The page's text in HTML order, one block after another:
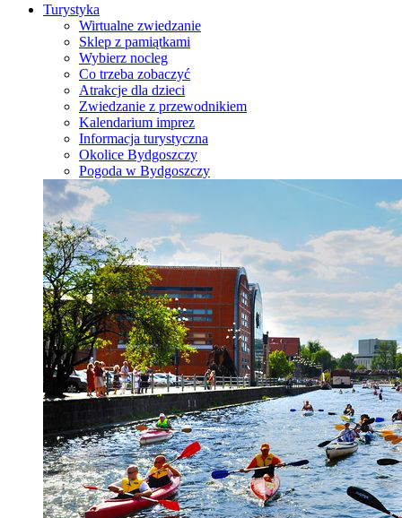
Turystyka
Wirtualne zwiedzanie
Sklep z pamiątkami
Wybierz nocleg
Co trzeba zobaczyć
Atrakcje dla dzieci
Zwiedzanie z przewodnikiem
Kalendarium imprez
Informacja turystyczna
Okolice Bydgoszczy
Pogoda w Bydgoszczy